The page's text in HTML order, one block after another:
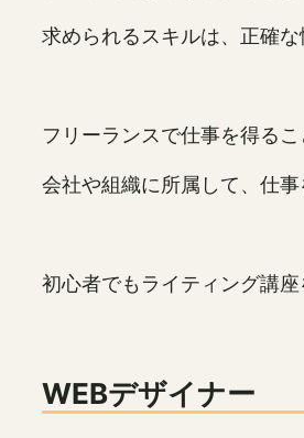
求められるスキルは、正確
フリーランスで仕事を得る
会社や組織に所属して、仕
初心者でもライティング講
WEBデザイナー